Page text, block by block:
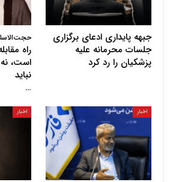
جبهه پایداری ادعای برگزاری
جلسات محرمانه علیه
پزشکیان را رد کرد
راه
است،
نباید
…
اخبار اخبار